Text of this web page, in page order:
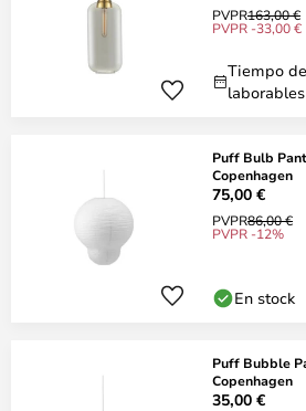
PVPR163,00 €
PVPR -33,00 €
Tiempo
laborables
Puff Bulb
Copenhagen
75,00 €
PVPR86,00 €
PVPR -12%
En stock
Puff Bubble
Copenhagen
35,00 €